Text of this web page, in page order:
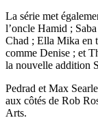
La série met
l’oncle Hamid ;
Chad ; Ella Mika en
comme Denise ; et
la nouvelle addition
Pedrad et Max
aux côtés de Rob
Arts.